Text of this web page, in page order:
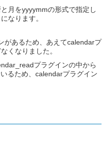
月をyyyymmの形式で指定し
なります。
があるため、あえてcalendarプ
くなりました。
プラグインの中から
るため、calendarプラグイン